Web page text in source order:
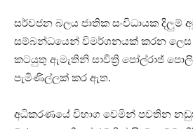
සර්වජන බලය ජාතික සංවිධායක දිලුම්
සම්බන්ධයෙන් විමර්ශනයක් කරන ලෙස
කටයුතු ඇමැතිනි සාවිත්‍රි පෝල්රාජ්
පැමිණිල්ලක් කර ඇත.
අධිකරණයේ විභාග වෙමින් පවතින